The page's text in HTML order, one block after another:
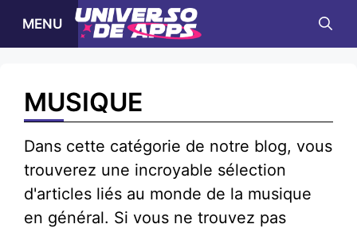
MENU
MUSIQUE
Dans cette catégorie de notre blog, vous
trouverez une incroyable sélection
d'articles liés au monde de la musique
en général. Si vous ne trouvez pas